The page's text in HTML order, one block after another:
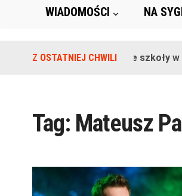
WIADOMOŚCI NA
Z OSTATNIEJ CHWILINa terenie szkoły w
Tag: Mateusz